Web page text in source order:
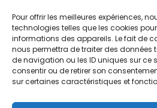
Pour offrir les meilleures expériences,
technologies telles que les cookies
informations des appareils. Le fait de
nous permettra de traiter des données
de navigation ou les ID uniques sur ce
consentir ou de retirer son
sur certaines caractéristiques et
Mon compte
Panier
Conditions générales de vente
La marque Hop & Down